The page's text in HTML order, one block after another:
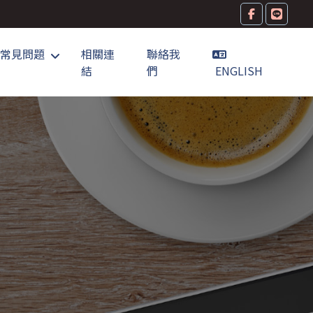
常見問題
相關連
結
聯絡我
們
ENGLISH